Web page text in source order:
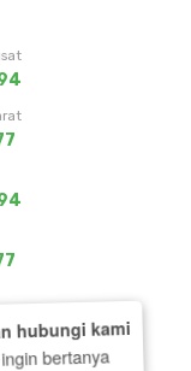
hubungi kami
bertanya